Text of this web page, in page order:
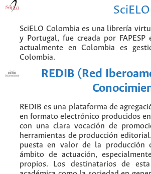
SciELO Colombia es una librería
y Portugal, fue creada por
actualmente en Colombia es
Colombia.
REDIB (Red
REDIB es una plataforma de
en formato electrónico producidos
con una clara vocación de
herramientas de producción
puesta en valor de la producción
ámbito de actuación,
propios. Los destinatarios de